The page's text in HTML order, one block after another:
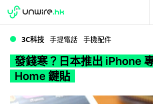
WWDC 2026
3C科技 手提電話 手機配件
發錢寒？日本推出 iPhone
Home 鍵貼